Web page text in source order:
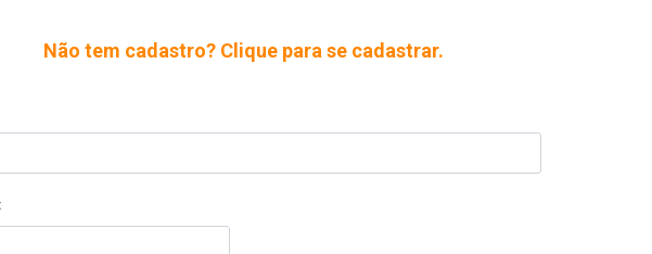
Não tem cadastro? Clique para se cadastrar.